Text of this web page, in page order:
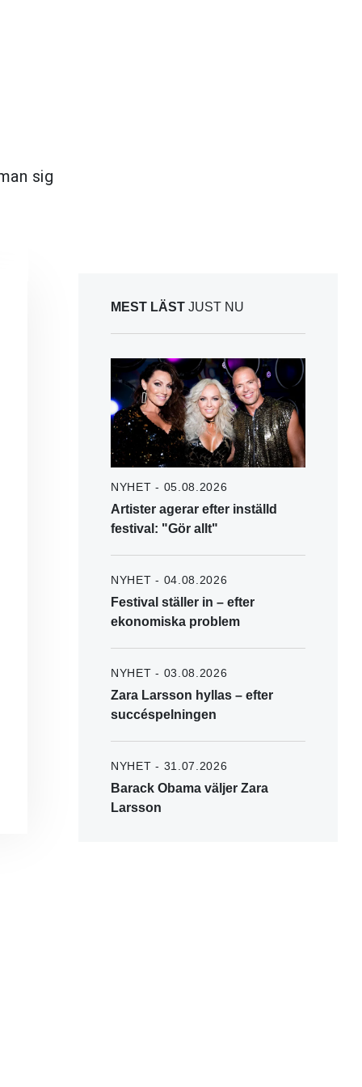
sig
MEST LÄST JUST NU
NYHET - 05.08.2026
Artister agerar efter inställd
festival: "Gör allt"
NYHET - 04.08.2026
Festival ställer in – efter
ekonomiska problem
NYHET - 03.08.2026
Zara Larsson hyllas – efter
succéspelningen
NYHET - 31.07.2026
Barack Obama väljer Zara
Larsson